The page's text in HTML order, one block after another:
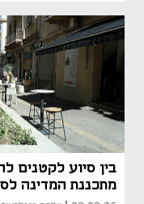
בין סיוע לקטנים
מתכננת המדינה